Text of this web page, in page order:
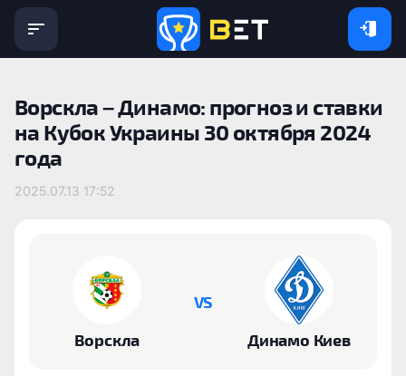
Ворскла – Динамо: прогноз и ставки
на Кубок Украины 30 октября 2024
года
2025.07.13 17:52
Ворскла
VS
Динамо Киев